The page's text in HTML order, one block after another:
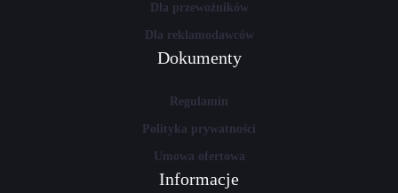
Dla przewoźników
Dla reklamodawców
Dokumenty
Regulamin
Polityka prywatności
Umowa ofertowa
Informacje